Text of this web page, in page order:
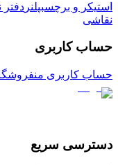
استیکر و برچسبپلنر دفتر
نقاشی
حساب کاربری
حساب کاربری من
دسترسی سریع